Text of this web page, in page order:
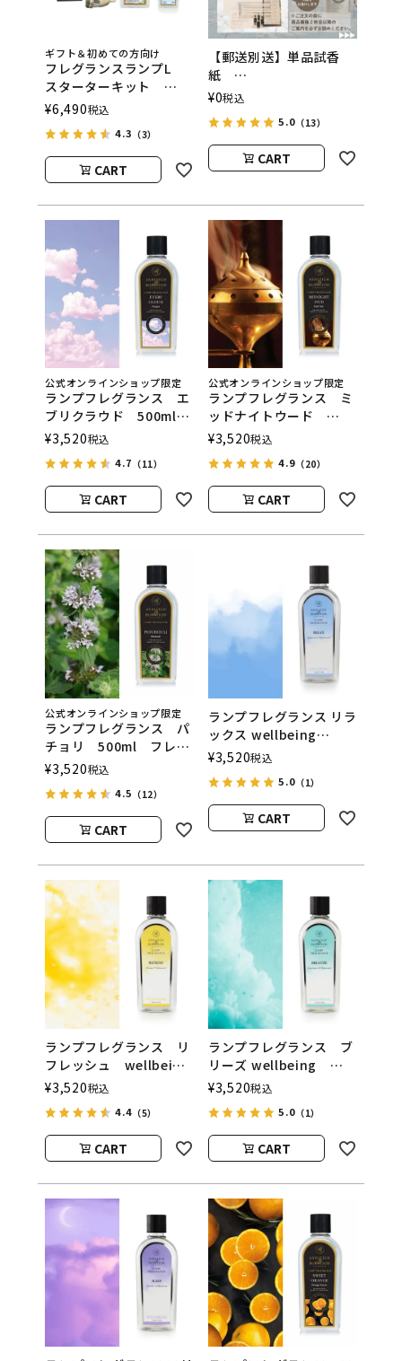
ギフト＆初めての方向け
フレグランスランプL
スターターキット
ASHLEIGH&BURWOOD
（アシュレイアンドバー
ウッド）
¥6,490税込
4.3 （3）
CART
【郵送別送】単品試香
紙
ASHLEIGH&BURWOOD
ウッド）
¥0税込
5.0（13）
CART
公式オンラインショップ限定
ランプフレグランス エ
ブリクラウド 500ml
フレグランスランプ用オ
イル
ASHLEIGH&BURWOOD
（アシュレイアンドバー
ウッド）
¥3,520税込
4.7 （11）
CART
公式オンラインショップ限定
ランプフレグランス ミ
ッドナイトウード
500ml フレグランスラ
ンプ用オイル
ASHLEIGH&BURWOOD
（アシュレイアンドバー
ウッド）
¥3,520税込
4.9（20）
CART
公式オンラインショップ限定
ランプフレグランス パ
チョリ 500ml フレグ
ランスランプ用オイル
ASHLEIGH&BURWOOD
（アシュレイアンドバー
ウッド）
¥3,520税込
4.5 （12）
CART
ランプフレグランス リラ
ックス wellbeing
500ml フレグランスラ
ンプ用オイル
ASHLEIGH&BURWOOD
（アシュレイアンドバー
ウッド）
¥3,520税込
5.0（1）
CART
ランプフレグランス リ
フレッシュ wellbeing
500ml フレグランスラ
ンプ用オイル
ASHLEIGH&BURWOOD
（アシュレイアンドバー
ウッド）
¥3,520税込
4.4 （5）
CART
ランプフレグランス ブ
リーズ wellbeing
500ml フレグランスラ
ンプ用オイル
ASHLEIGH&BURWOOD
（アシュレイアンドバー
ウッド）
¥3,520税込
5.0（1）
CART